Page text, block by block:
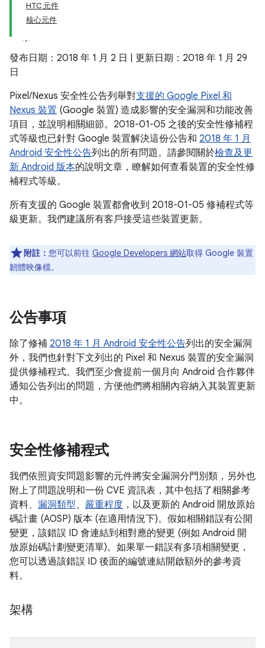
HTC 元件
核心元件
發布日期：2018 年 1 月 2 日 | 更新日期：2018 年 1 月 29
日
Pixel/Nexus 安全性公告列舉對支援的 Google Pixel 和
Nexus 裝置 (Google 裝置) 造成影響的安全漏洞和功能改善
項目，並說明相關細節。2018-01-05 之後的安全性修補程
式等級也已針對 Google 裝置解決這份公告和 2018 年 1 月
Android 安全性公告列出的所有問題。請參閱關於檢查及更
新 Android 版本的說明文章，瞭解如何查看裝置的安全性修
補程式等級。
所有支援的 Google 裝置都會收到 2018-01-05 修補程式等
級更新。我們建議所有客戶接受這些裝置更新。
附註： 您可以前往 Google Developers 網站取得 Google 裝置
韌體映像檔。
公告事項
除了修補 2018 年 1 月 Android 安全性公告列出的安全漏洞
外，我們也針對下文列出的 Pixel 和 Nexus 裝置的安全漏洞
提供修補程式。我們至少會提前一個月向 Android 合作夥伴
通知公告列出的問題，方便他們將相關內容納入其裝置更新
中。
安全性修補程式
我們依照資安問題影響的元件將安全漏洞分門別類，另外也
附上了問題說明和一份 CVE 資訊表，其中包括了相關參考
資料、 漏洞類型、 嚴重程度 ，以及更新的 Android 開放原始
碼計畫 (AOSP) 版本 (在適用情況下)。假如相關錯誤有公開
變更，該錯誤 ID 會連結到相對應的變更 (例如 Android 開
放原始碼計劃變更清單)。如果單一錯誤有多項相關變更，
您可以透過該錯誤 ID 後面的編號連結開啟額外的參考資
料。
架構